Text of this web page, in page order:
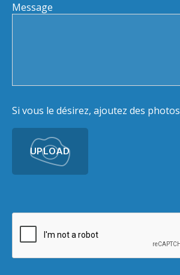
Message
Si vous le désirez, ajoutez des photos